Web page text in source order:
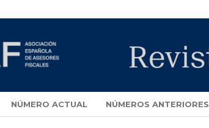
NÚMERO ACTUAL NÚMEROS ANTERIORES